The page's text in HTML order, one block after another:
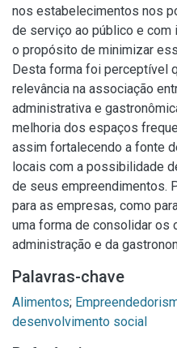
nos estabelecimentos nos
de serviço ao público e
o propósito de minimizar
Desta forma foi perceptível
relevância na associação
administrativa e
melhoria dos espaços
assim fortalecendo a fonte
locais com a possibilidade
de seus empreendimentos.
para as empresas, como
uma forma de consolidar os
administração e da
Palavras-chave
Alimentos;
desenvolvimento social